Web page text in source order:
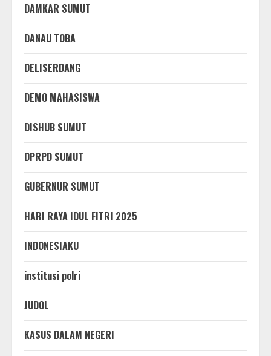
DAMKAR SUMUT
DANAU TOBA
DELISERDANG
DEMO MAHASISWA
DISHUB SUMUT
DPRPD SUMUT
GUBERNUR SUMUT
HARI RAYA IDUL FITRI 2025
INDONESIAKU
institusi polri
JUDOL
KASUS DALAM NEGERI